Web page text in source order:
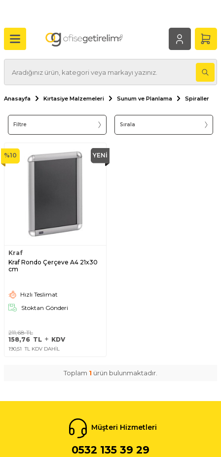
Anasayfa Kırtasiye Malzemeleri Sunum ve Planlama Spiraller
Filtre Sırala
%10 YENI
Kraf
Kraf Rondo Çerçeve A4 21x30
cm
Hızlı Teslimat
Stoktan Gönderi
211,68TL
158,76 TL KDV
190,51 TL KDV DAHİL
Toplam 1 ürün bulunmaktadır.
Müşteri Hizmetleri
0532 135 39 29